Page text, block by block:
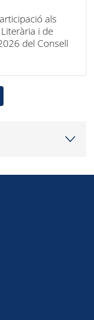
als
i de
del Consell